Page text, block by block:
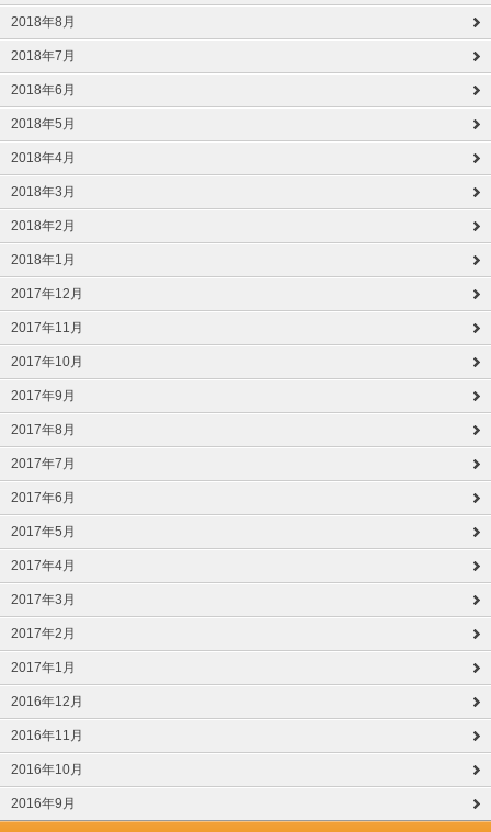
2018年8月
2018年7月
2018年6月
2018年5月
2018年4月
2018年3月
2018年2月
2018年1月
2017年12月
2017年11月
2017年10月
2017年9月
2017年8月
2017年7月
2017年6月
2017年5月
2017年4月
2017年3月
2017年2月
2017年1月
2016年12月
2016年11月
2016年10月
2016年9月